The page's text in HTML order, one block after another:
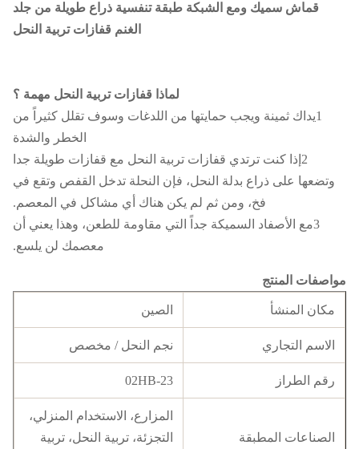
قماش سميك ومع الشبكة طبقة تنفسية ذراع طويلة من جلد
الغنم قفازات تربية النحل
لماذا قفازات تربية النحل مهمة ؟
1يداك ثمينة ويجب حمايتها من اللدغات وسوف تقلل كثيراً من
الخطر والشدة
2إذا كنت ترتدي قفازات تربية النحل مع قفازات طويلة جدا
وتضعها على ذراع بدلة النحل، فإن النحلة تدخل القفص وتقع في
فخ، ومن ثم لم يكن هناك أي مشاكل في المعصم.
3مع الأصفاد السميكة جداً التي مقاومة للطعن، وهذا يعني أن
معصمك لن يلسع.
مواصفات المنتج
مكان المنشأ الصين
الاسم التجاري نجم النحل / مخصص
رقم الطراز 02HB-23
الصناعات المطبقة
المزارع، الاستخدام المنزلي،
التجزئة، تربية النحل، تربية